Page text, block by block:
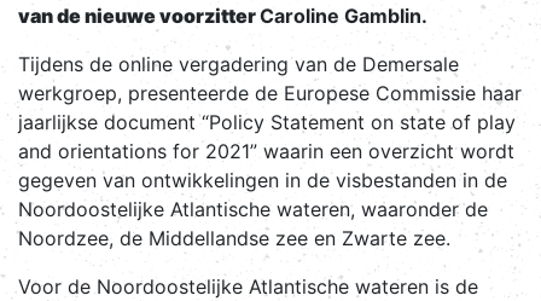
van de nieuwe voorzitterCaroline Gamblin.
Tijdens de online vergadering van de Demersale
werkgroep, presenteerde de Europese Commissie haar
jaarlijkse document “Policy Statement on state of play
and orientations for 2021” waarin een overzicht wordt
gegeven van ontwikkelingen in de visbestanden in de
Noordoostelijke Atlantische wateren, waaronder de
Noordzee, de Middellandse zee en Zwarte zee.
Voor de Noordoostelijke Atlantische wateren is de